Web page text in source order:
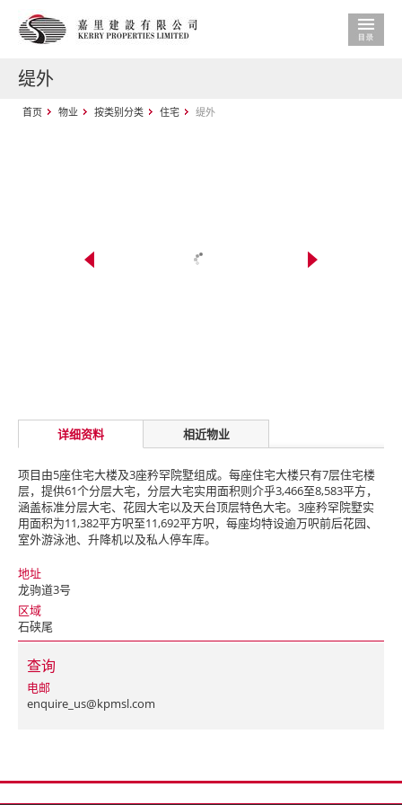
缇外
首页 物业 按类别分类 住宅 缇外
详细资料 相近物业
项目由5座住宅大楼及3座矜罕院墅组成。每座住宅大楼只有7层住宅楼
层，提供61个分层大宅，分层大宅实用面积则介乎3,466至8,583平方，
涵盖标准分层大宅、花园大宅以及天台顶层特色大宅。3座矜罕院墅实
用面积为11,382平方呎至11,692平方呎，每座均特设逾万呎前后花园、
室外游泳池、升降机以及私人停车库。
地址
龙驹道3号
区域
石硖尾
查询
电邮
enquire_us@kpmsl.com